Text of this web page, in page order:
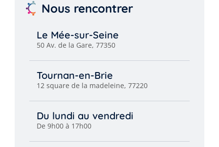
Nous rencontrer
Le Mée-sur-Seine
50 Av. de la Gare, 77350
Tournan-en-Brie
12 square de la madeleine, 77220
Du lundi au vendredi
De 9h00 à 17h00